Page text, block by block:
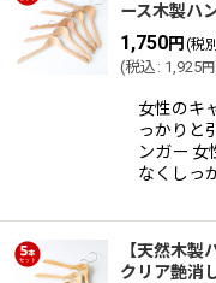
ース木製ハ
1,750円 (税
(税込 : 1,925円
女性のキ
っかりと
ンガー 女
なくしっ
【天然木
クリア艶消